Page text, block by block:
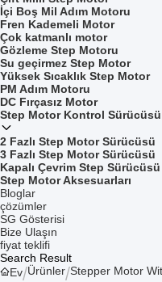
İçi Boş Mil Adım Motoru
Fren Kademeli Motor
Çok katmanlı motor
Gözleme Step Motoru
Su geçirmez Step Motor
Yüksek Sıcaklık Step Motor
PM Adım Motoru
DC Fırçasız Motor
Step Motor Kontrol Sürücüsü
2 Fazlı Step Motor Sürücüsü
3 Fazlı Step Motor Sürücüsü
Kapalı Çevrim Step Sürücüsü
Step Motor Aksesuarları
Bloglar
çözümler
SG Gösterisi
Bize Ulaşın
fiyat teklifi
Search Result
Ev Ürünler Stepper Motor